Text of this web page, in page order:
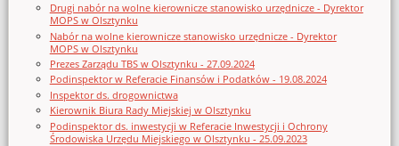
Drugi nabór na wolne kierownicze stanowisko urzędnicze - Dyrektor
MOPS w Olsztynku
Nabór na wolne kierownicze stanowisko urzędnicze - Dyrektor
MOPS w Olsztynku
Prezes Zarządu TBS w Olsztynku - 27.09.2024
Podinspektor w Referacie Finansów i Podatków - 19.08.2024
Inspektor ds. drogownictwa
Kierownik Biura Rady Miejskiej w Olsztynku
Podinspektor ds. inwestycji w Referacie Inwestycji i Ochrony
Środowiska Urzędu Miejskiego w Olsztynku - 25.09.2023